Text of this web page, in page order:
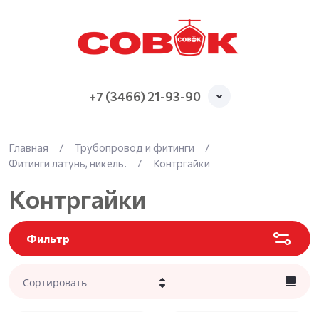
+7 (3466) 21-93-90
Главная / Трубопровод и фитинги
/
Фитинги латунь, никель.
/ Контргайки
Контргайки
Фильтр
Сортировать